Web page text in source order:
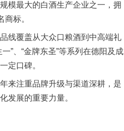
模最大的白酒生产企业之一，拥
商标。
线覆盖从大众口粮酒到中高端礼
”、“金牌东圣”等系列在德阳及成
定口碑。
来注重品牌升级与渠道深耕，是
发展的重要力量。